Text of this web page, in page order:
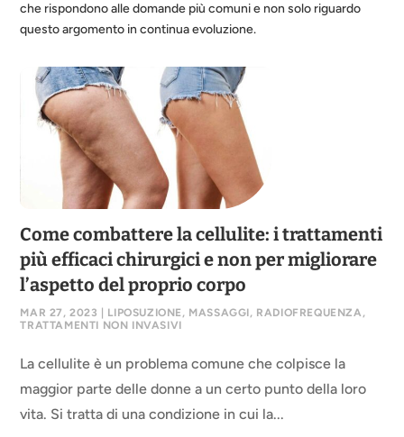
che rispondono alle domande più comuni e non solo riguardo
questo argomento in continua evoluzione.
Come combattere la cellulite: i trattamenti
più efficaci chirurgici e non per migliorare
l’aspetto del proprio corpo
MAR 27, 2023 | LIPOSUZIONE , MASSAGGI, RADIOFREQUENZA ,
TRATTAMENTI NON INVASIVI
La cellulite è un problema comune che colpisce la
maggior parte delle donne a un certo punto della loro
vita. Si tratta di una condizione in cui la...